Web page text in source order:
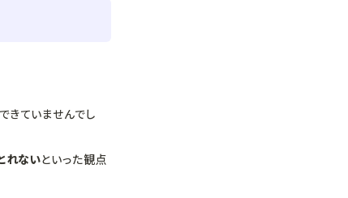
きていませんでし
れないといった観点